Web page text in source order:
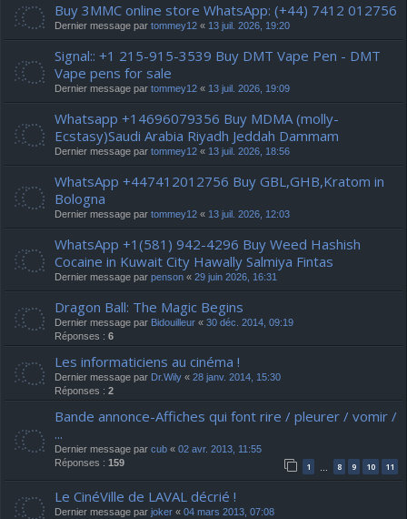
Buy 3MMC online store WhatsApp: (+44) 7412 012756
Dernier message par tommey12 « 13 juil. 2026, 19:20
Signal:: +1 215-915-3539 Buy DMT Vape Pen - DMT
Vape pens for sale
Dernier message par tommey12 « 13 juil. 2026, 19:09
Whatsapp +14696079356 Buy MDMA (molly-
Ecstasy)Saudi Arabia Riyadh Jeddah Dammam
Dernier message par tommey12 « 13 juil. 2026, 18:56
WhatsApp +447412012756 Buy GBL,GHB,Kratom in
Bologna
Dernier message par tommey12 « 13 juil. 2026, 12:03
WhatsApp +1(581) 942-4296 Buy Weed Hashish
Cocaine in Kuwait City Hawally Salmiya Fintas
Dernier message par penson « 29 juin 2026, 16:31
Dragon Ball: The Magic Begins
Dernier message par Bidouilleur « 30 déc. 2014, 09:19
Réponses : 6
Les informaticiens au cinéma !
Dernier message par Dr.Wily « 28 janv. 2014, 15:30
Réponses : 2
Bande annonce-Affiches qui font rire / pleurer / vomir /
...
Dernier message par cub « 02 avr. 2013, 11:55
Réponses : 159 1 … 8 9 10 11
Le CinéVille de LAVAL décrié !
Dernier message par joker « 04 mars 2013, 07:08